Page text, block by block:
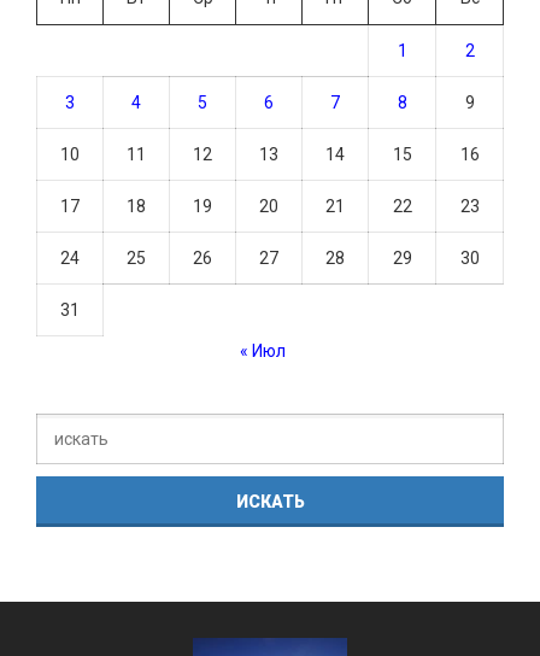
1 2
3 4 5 6 7 8 9
10 11 12 13 14 15 16
17 18 19 20 21 22 23
24 25 26 27 28 29 30
31
« Июл